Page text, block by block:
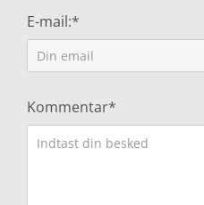
E-mail:*
Kommentar*